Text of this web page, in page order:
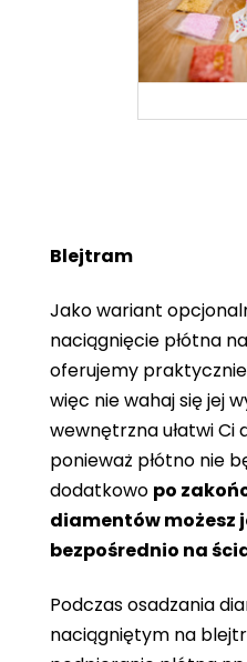
Blejtram
Jako wariant
naciągnięcie płótna
oferujemy
więc nie wahaj się jej
wewnętrzna ułatwi Ci
ponieważ płótno nie
dodatkowo po
diamentów możesz
bezpośrednio na
Podczas osadzania
naciągniętym na